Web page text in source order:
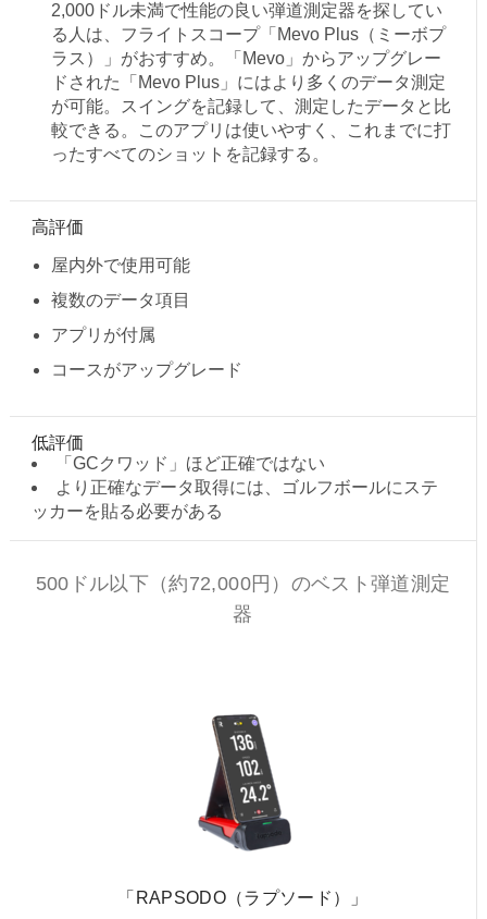
2,000ドル未満で性能の良い弾道測定器を探してい
る人は、フライトスコープ「Mevo Plus（ミーボプ
ラス）」がおすすめ。「Mevo」からアップグレー
ドされた「Mevo Plus」にはより多くのデータ測定
が可能。スイングを記録して、測定したデータと比
較できる。このアプリは使いやすく、これまでに打
ったすべてのショットを記録する。
高評価
屋内外で使用可能
複数のデータ項目
アプリが付属
コースがアップグレード
低評価
「GCクワッド」ほど正確ではない
より正確なデータ取得には、ゴルフボールにステ
ッカーを貼る必要がある
500ドル以下（約72,000円）のベスト弾道測定
器
「RAPSODO（ラプソード）」